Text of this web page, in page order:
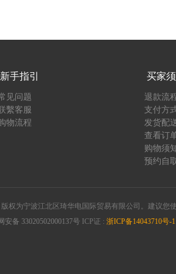
新手指引
见问题
繫客服
物流程
买家
退款流
支付方
发货配
查看订
购物须
预约自
版权为宁波江北区琦华电国际贸易有限公司。建议您
安备 33020502000137号 ICP证 : 浙ICP备14043710号-1